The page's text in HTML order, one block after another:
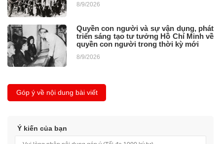
8/9/2026
Quyền con người và sự vận dụng, phát
triển sáng tạo tư tưởng Hồ Chí Minh về
quyền con người trong thời kỳ mới
8/9/2026
Góp ý về nội dung bài viết
Ý kiến của bạn